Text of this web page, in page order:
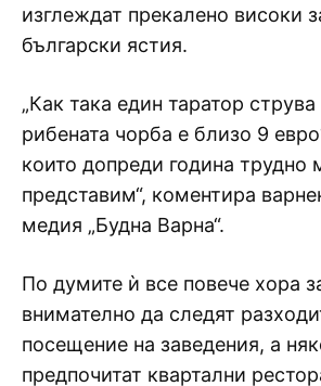
изглеждат прекалено високи
български ястия.
„Как така един таратор
рибената чорба е близо 9
които допреди година
представим“, коментира
медия „Будна Варна“.
По думите ѝ все повече хора
внимателно да следят
посещение на заведения, а
предпочитат квартални